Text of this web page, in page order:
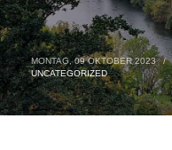
MONTAG, 09 OKTOBER 2023 /
UNCATEGORIZED